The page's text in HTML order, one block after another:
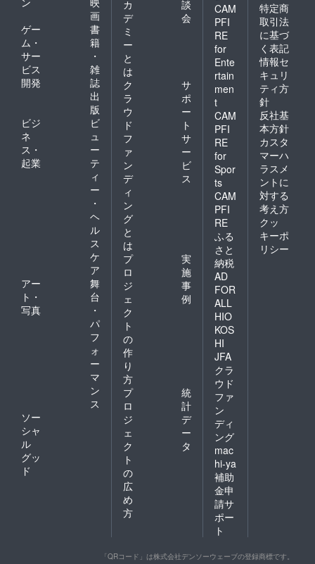
画
ゲー
ム・
サー
ビス
開発
書
籍
・
雑
誌
出
版
ビジ
ネ
ス・
起業
ビ
ュ
ー
テ
ィ
ー
・
ヘ
ル
ス
ケ
ア
アー
ト・
写真
舞
台
・
パ
フ
ォ
ー
マ
ン
ス
ソー
シャ
ル
グッ
ド
カ
デ
ミ
ー
と
は
談
会
ク
ラ
ウ
ド
フ
ァ
ン
デ
ィ
ン
グ
と
は
サ
ポ
ー
ト
サ
ー
ビ
ス
プ
ロ
ジ
ェ
ク
ト
の
作
り
方
実
施
事
例
プ
ロ
ジ
ェ
ク
ト
の
広
め
方
統
計
デ
ー
タ
CAM
PFI
RE
for
Ente
rtain
men
t
CAM
PFI
RE
for
Spor
ts
CAM
PFI
RE
ふる
さと
納税
AD
FOR
ALL
HIO
KOS
HI
JFA
クラ
ウド
ファ
ン
ディ
ング
mac
hi-ya
補助
金申
請サ
ポー
ト
特定商
取引法
に基づ
く表記
情報セ
キュリ
ティ方
針
反社基
本方針
カスタ
マーハ
ラスメ
ントに
対する
考え方
クッ
キーポ
リシー
「QRコード」は株式会社デンソーウェーブの登録商標です。